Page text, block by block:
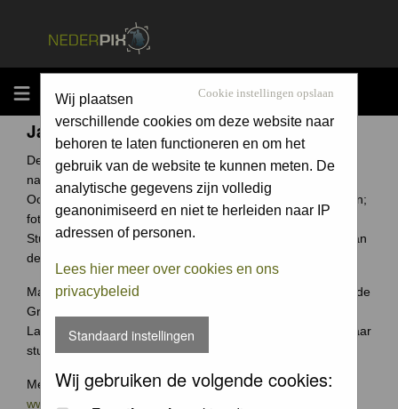
MENU Cookie instellingen opslaan
Wij plaatsen
verschillende cookies om deze website naar
behoren te laten functioneren en om het
gebruik van de website te kunnen meten. De
analytische gegevens zijn volledig
geanonimiseerd en niet te herleiden naar IP
adressen of personen.
Lees hier meer over cookies en ons
privacybeleid
Standaard instellingen
Wij gebruiken de volgende cookies:
Jaarcompetitie
De Groene Camera is een fotowedstrijd voor elke
natuurfotograaf uit Nederland en België.
Ook jouw foto archief bevat ongetwijfeld verborgen schatten;
foto's waar je trots op bent.
Stuur ze in en wie weet win jij de Groene Camera of een van
de vele andere prijzen.
Maak je je meeste foto's in Nederland of België? Dan past de
Groene Camera helemaal bij jou.
Laat je mooiste foto's niet 'verstoffen' op je harde schijf, maar
stuur je foto's in voor de Groene Camera!
Meer weten over deze wedstrijd ga naar
www.groenecamera.nl